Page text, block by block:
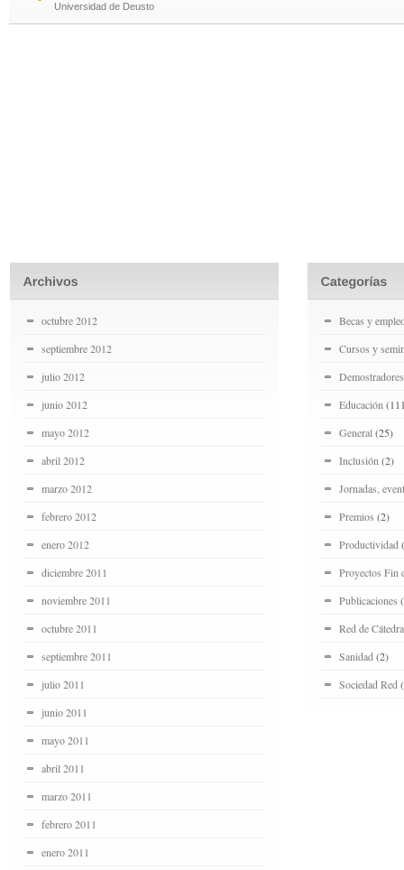
Universidad de Deusto
octubre 2012
septiembre 2012
julio 2012
junio 2012
mayo 2012
abril 2012
marzo 2012
febrero 2012
enero 2012
diciembre 2011
noviembre 2011
octubre 2011
septiembre 2011
julio 2011
junio 2011
mayo 2011
abril 2011
marzo 2011
febrero 2011
enero 2011
Becas y
Cursos y
Demostradores
Educación
General (25)
Inclusión (2)
Jornadas,
Premios (2)
Productividad
Proyectos Fin
Publicaciones
Red de
Sanidad (2)
Sociedad Red